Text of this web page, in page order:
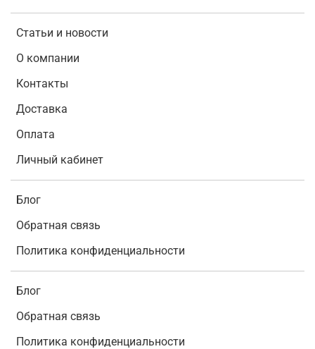
Статьи и новости
О компании
Контакты
Доставка
Оплата
Личный кабинет
Блог
Обратная связь
Политика конфиденциальности
Блог
Обратная связь
Политика конфиденциальности